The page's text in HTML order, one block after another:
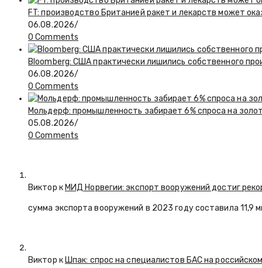
FT: производство Британией ракет и лекарств может
06.08.2026/
0 Comments
Bloomberg: США практически лишились собственного
06.08.2026/
0 Comments
Мольдерф: промышленность забирает 6% спроса на
05.08.2026/
0 Comments
Виктор кМИД Норвегии: экспорт вооружений достиг
сумма экспорта вооружений в 2023 году составила 11,9
Виктор кШпак: спрос на специалистов БАС на